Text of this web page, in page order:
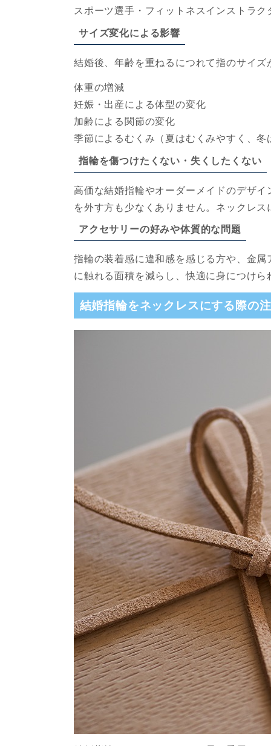
スポーツ選手・フィットネスインストラ
サイズ変化による影響
結婚後、年齢を重ねるにつれて指のサイ
体重の増減
妊娠・出産による体型の変化
加齢による関節の変化
季節によるむくみ（夏はむくみやすく、冬
指輪を傷つけたくない・失くしたくない
高価な結婚指輪やオーダーメイドのデザ
を外す方も少なくありません。ネックレ
アクセサリーの好みや体質的な問題
指輪の装着感に違和感を感じる方や、金
に触れる面積を減らし、快適に身につけ
結婚指輪をネックレスにする際の